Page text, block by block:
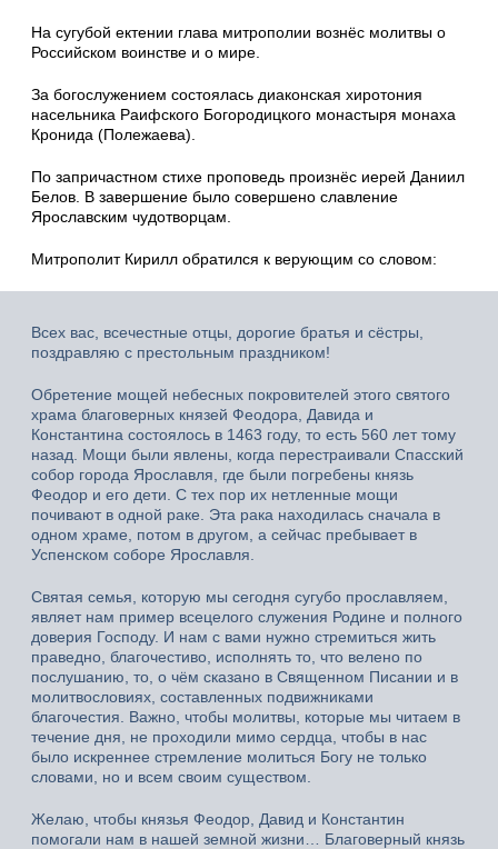
На сугубой ектении глава митрополии вознёс молитвы о
Российском воинстве и о мире.
За богослужением состоялась диаконская хиротония
насельника Раифского Богородицкого монастыря монаха
Кронида (Полежаева).
По запричастном стихе проповедь произнёс иерей Даниил
Белов. В завершение было совершено славление
Ярославским чудотворцам.
Митрополит Кирилл обратился к верующим со словом:
Всех вас, всечестные отцы, дорогие братья и сёстры,
поздравляю с престольным праздником!
Обретение мощей небесных покровителей этого святого
храма благоверных князей Феодора, Давида и
Константина состоялось в 1463 году, то есть 560 лет тому
назад. Мощи были явлены, когда перестраивали Спасский
собор города Ярославля, где были погребены князь
Феодор и его дети. С тех пор их нетленные мощи
почивают в одной раке. Эта рака находилась сначала в
одном храме, потом в другом, а сейчас пребывает в
Успенском соборе Ярославля.
Святая семья, которую мы сегодня сугубо прославляем,
являет нам пример всецелого служения Родине и полного
доверия Господу. И нам с вами нужно стремиться жить
праведно, благочестиво, исполнять то, что велено по
послушанию, то, о чём сказано в Священном Писании и в
молитвословиях, составленных подвижниками
благочестия. Важно, чтобы молитвы, которые мы читаем в
течение дня, не проходили мимо сердца, чтобы в нас
было искреннее стремление молиться Богу не только
словами, но и всем своим существом.
Желаю, чтобы князья Феодор, Давид и Константин
помогали нам в нашей земной жизни… Благоверный князь